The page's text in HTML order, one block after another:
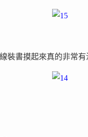
裝書摸起來真的非常有